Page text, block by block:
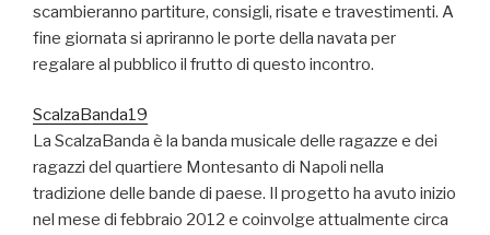
scambieranno partiture, consigli, risate e travestimenti. A
fine giornata si apriranno le porte della navata per
regalare al pubblico il frutto di questo incontro.
ScalzaBanda19
La ScalzaBanda è la banda musicale delle ragazze e dei
ragazzi del quartiere Montesanto di Napoli nella
tradizione delle bande di paese. Il progetto ha avuto inizio
nel mese di febbraio 2012 e coinvolge attualmente circa